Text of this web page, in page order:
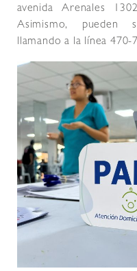
avenida Arenales
Asimismo, pueden
llamando a la línea 470-